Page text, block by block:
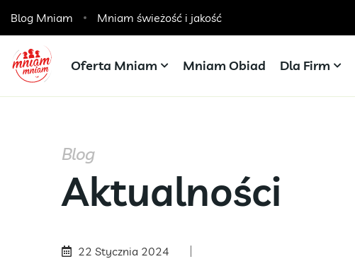
Blog Mniam Mniam świeżość i jakość
Catering dla szkół, przedszkoli i żłobków
Oferta Mniam Mniam Obiad Dla Firm
Blog
Aktualności
22 Stycznia 2024